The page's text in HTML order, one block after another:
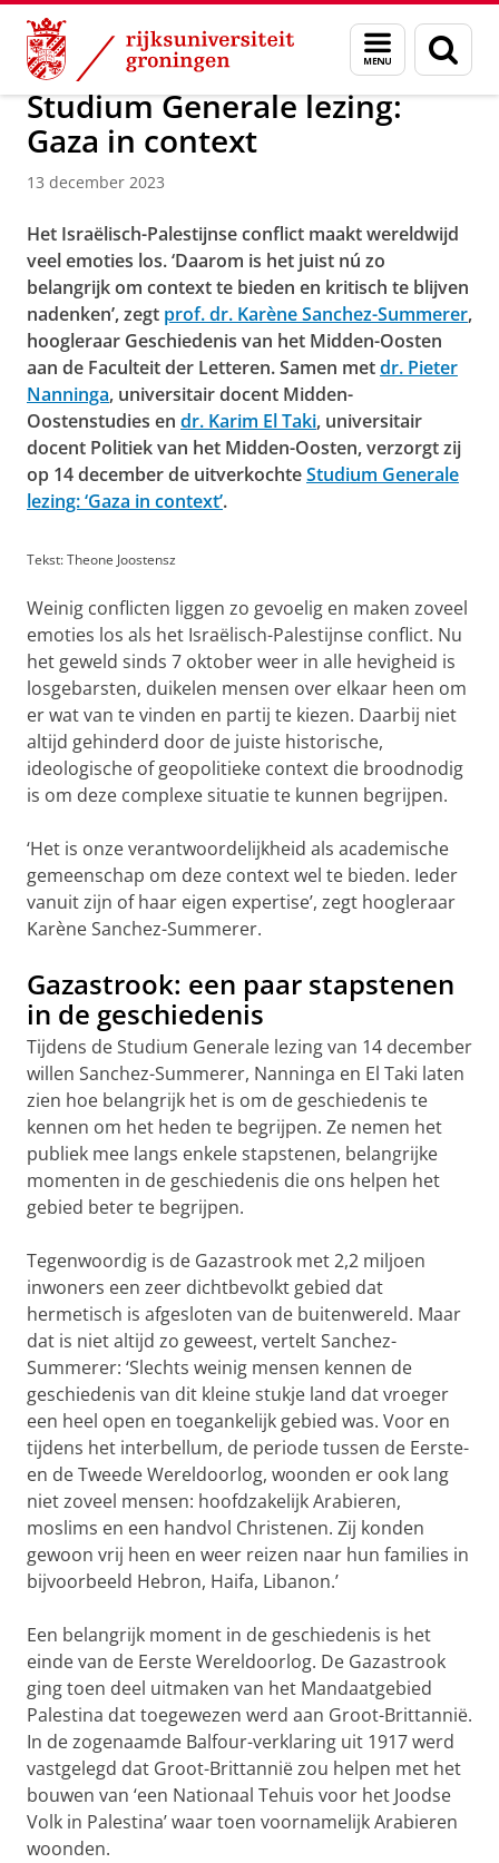
Skip
Content
Skip
Navigation
Menu
en
zoeken
Over ons Actueel Nieuws Nieuwsberichten
Studium Generale lezing:
Gaza in context
13 december 2023
Het Israëlisch-Palestijnse conflict maakt wereldwijd
veel emoties los. ‘Daarom is het juist nú zo
belangrijk om context te bieden en kritisch te blijven
nadenken’, zegt prof. dr. Karène Sanchez-Summerer,
hoogleraar Geschiedenis van het Midden-Oosten
aan de Faculteit der Letteren. Samen metdr. Pieter
Nanninga, universitair docent Midden-
Oostenstudies en dr. Karim El Taki, universitair
docent Politiek van het Midden-Oosten, verzorgt zij
op 14 december de uitverkochteStudium Generale
lezing: ‘Gaza in context’.
Tekst: Theone Joostensz
Weinig conflicten liggen zo gevoelig en maken zoveel
emoties los als het Israëlisch-Palestijnse conflict. Nu
het geweld sinds 7 oktober weer in alle hevigheid is
losgebarsten, duikelen mensen over elkaar heen om
er wat van te vinden en partij te kiezen. Daarbij niet
altijd gehinderd door de juiste historische,
ideologische of geopolitieke context die broodnodig
is om deze complexe situatie te kunnen begrijpen.
‘Het is onze verantwoordelijkheid als academische
gemeenschap om deze context wel te bieden. Ieder
vanuit zijn of haar eigen expertise’, zegt hoogleraar
Karène Sanchez-Summerer.
Gazastrook: een paar stapstenen
in de geschiedenis
Tijdens de Studium Generale lezing van 14 december
willen Sanchez-Summerer, Nanninga en El Taki laten
zien hoe belangrijk het is om de geschiedenis te
kennen om het heden te begrijpen. Ze nemen het
publiek mee langs enkele stapstenen, belangrijke
momenten in de geschiedenis die ons helpen het
gebied beter te begrijpen.
Tegenwoordig is de Gazastrook met 2,2 miljoen
inwoners een zeer dichtbevolkt gebied dat
hermetisch is afgesloten van de buitenwereld. Maar
dat is niet altijd zo geweest, vertelt Sanchez-
Summerer: ‘Slechts weinig mensen kennen de
geschiedenis van dit kleine stukje land dat vroeger
een heel open en toegankelijk gebied was. Voor en
tijdens het interbellum, de periode tussen de Eerste-
en de Tweede Wereldoorlog, woonden er ook lang
niet zoveel mensen: hoofdzakelijk Arabieren,
moslims en een handvol Christenen. Zij konden
gewoon vrij heen en weer reizen naar hun families in
bijvoorbeeld Hebron, Haifa, Libanon.’
Een belangrijk moment in de geschiedenis is het
einde van de Eerste Wereldoorlog. De Gazastrook
ging toen deel uitmaken van het Mandaatgebied
Palestina dat toegewezen werd aan Groot-Brittannië.
In de zogenaamde Balfour-verklaring uit 1917 werd
vastgelegd dat Groot-Brittannië zou helpen met het
bouwen van ‘een Nationaal Tehuis voor het Joodse
Volk in Palestina’ waar toen voornamelijk Arabieren
woonden.